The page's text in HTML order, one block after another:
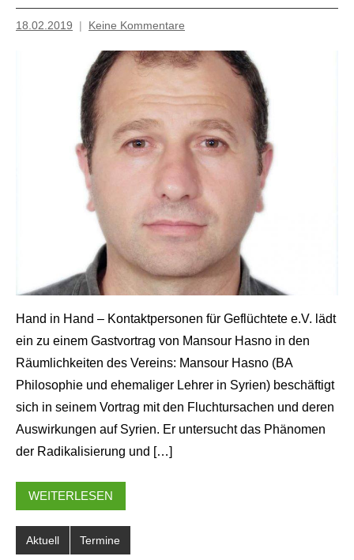
18.02.2019
Mosche
Keine Kommentare
Hand in Hand – Kontaktpersonen für Geflüchtete e.V. lädt
ein zu einem Gastvortrag von Mansour Hasno in den
Räumlichkeiten des Vereins: Mansour Hasno (BA
Philosophie und ehemaliger Lehrer in Syrien) beschäftigt
sich in seinem Vortrag mit den Fluchtursachen und deren
Auswirkungen auf Syrien. Er untersucht das Phänomen
der Radikalisierung und […]
WEITERLESEN
Aktuell Termine